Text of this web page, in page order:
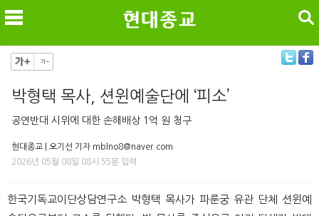
메
검색
박형택 목사, 션윈예술단에 ‘피소’
공연반대 시위에 대한 손해배상 1억 원 청구
현대종교 | 오기선 기자 mblno8@naver.com
2026년 05월 08일 08시 55분 입력
한국기독교이단상담연구소 박형택 목사가 파룬궁 유관 단체 션윈예